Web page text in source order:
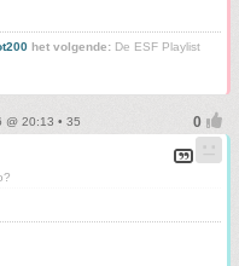
het volgende: De ESF Playlist
@ 20:13 • 35